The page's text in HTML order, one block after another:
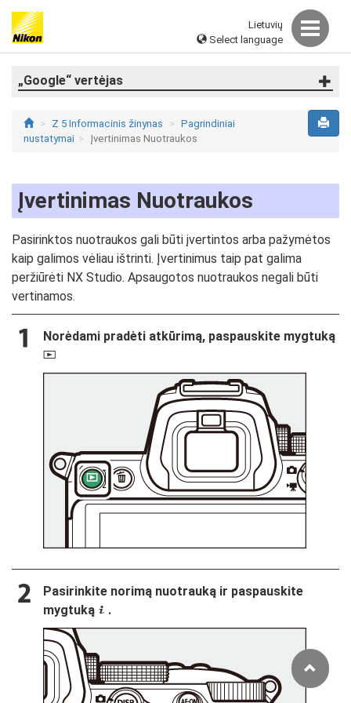
Lietuvių
Select language
„Google“ vertėjas
Z 5 Informacinis žinynas
Pagrindiniai
nustatymai
Įvertinimas Nuotraukos
Įvertinimas Nuotraukos
Pasirinktos nuotraukos gali būti įvertintos arba pažymėtos
kaip galimos vėliau ištrinti. Įvertinimus taip pat galima
peržiūrėti NX Studio. Apsaugotos nuotraukos negali būti
vertinamos.
Norėdami pradėti atkūrimą, paspauskite mygtuką
K
Pasirinkite norimą nuotrauką ir paspauskite
mygtuką i .